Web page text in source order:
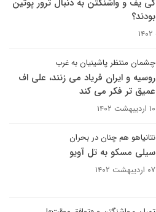
کی یف و واشنگتن به دنبال ترور پوتین
بودند؟
چشمان منتظر پاشینیان به غرب
روسیه و ایران فریاد می زنند، علی اف
عمیق تر فکر می کند
۱۰ اردیبهشت ۱۴۰۲
نتانیاهو هم چنان در بحران
سیلی مسکو به تل آویو
۰۷ اردیبهشت ۱۴۰۲